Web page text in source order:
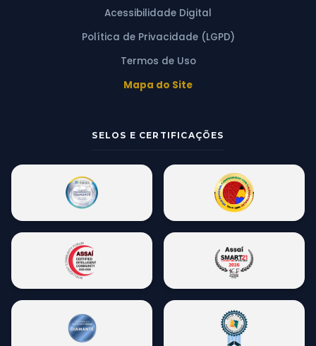
Acessibilidade Digital
Política de Privacidade (LGPD)
Termos de Uso
Mapa do Site
SELOS E CERTIFICAÇÕES